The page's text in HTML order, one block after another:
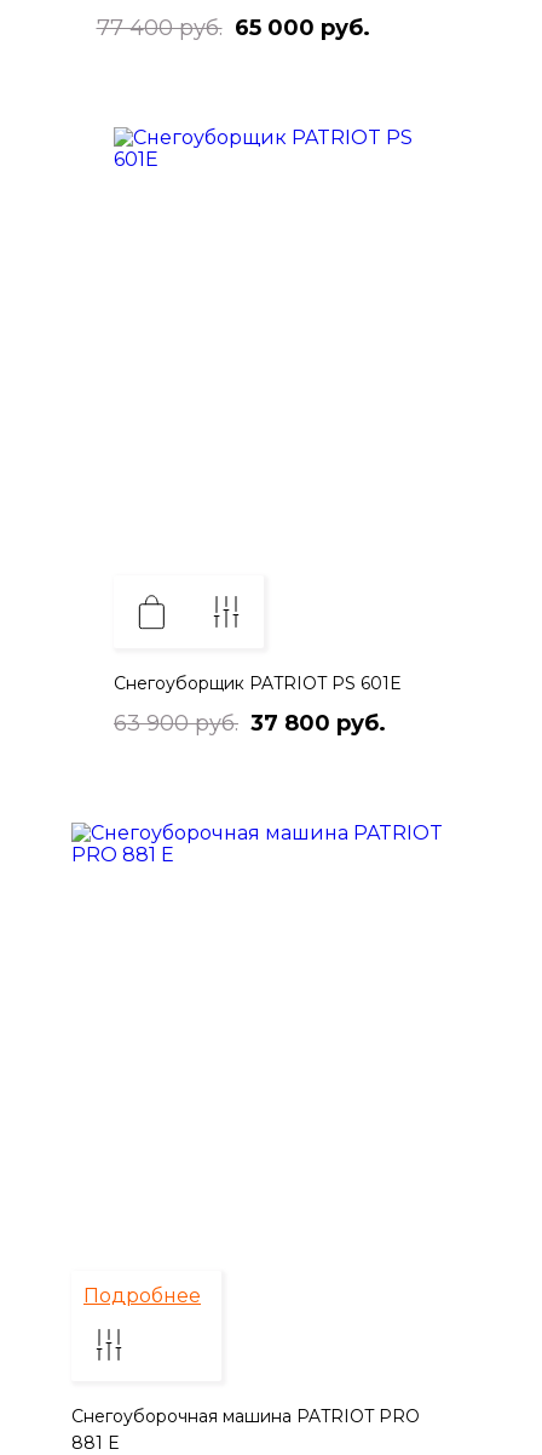
77 400 руб. 65 000 руб.
Снегоуборщик PATRIOT PS 601E
63 900 руб. 37 800 руб.
Подробнее
Снегоуборочная машина PATRIOT PRO
881 E